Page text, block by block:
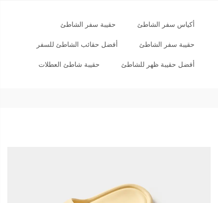
أكياس سفر الشاطئ حقيبة سفر الشاطئ
حقيبة سفر الشاطئ أفضل حقائب الشاطئ للسفر
أفضل حقيبة ظهر للشاطئ حقيبة شاطئ العطلات